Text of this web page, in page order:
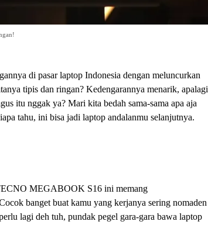
di pasar laptop Indonesia dengan meluncurkan
tipis dan ringan? Kedengarannya menarik, apalagi
itu nggak ya? Mari kita bedah sama-sama apa aja
tahu, ini bisa jadi laptop andalanmu selanjutnya.
MEGABOOK S16 ini memang
banget buat kamu yang kerjanya sering nomaden
lagi deh tuh, pundak pegel gara-gara bawa laptop